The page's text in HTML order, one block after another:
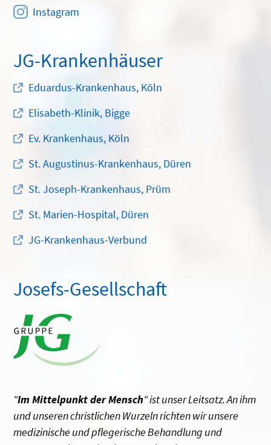
Instagram
JG-Krankenhäuser
Eduardus-Krankenhaus, Köln
Elisabeth-Klinik, Bigge
Ev. Krankenhaus, Köln
St. Augustinus-Krankenhaus, Düren
St. Joseph-Krankenhaus, Prüm
St. Marien-Hospital, Düren
JG-Krankenhaus-Verbund
Josefs-Gesellschaft
"Im Mittelpunkt der Mensch" ist unser Leitsatz. An ihm
und unseren christlichen Wurzeln richten wir unsere
medizinische und pflegerische Behandlung und